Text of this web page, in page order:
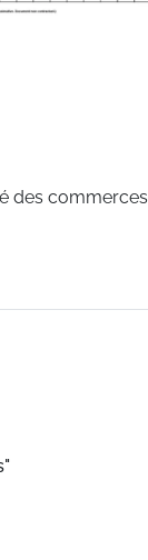
des commerces